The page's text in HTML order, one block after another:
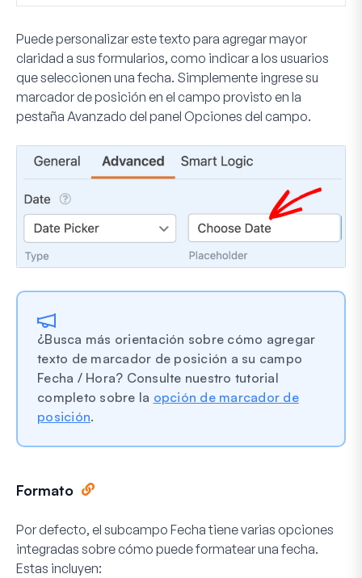
Puede personalizar este texto para agregar mayor
claridad a sus formularios, como indicar a los usuarios
que seleccionen una fecha. Simplemente ingrese su
marcador de posición en el campo provisto en la
pestaña Avanzado del panel Opciones del campo.
¿Busca más orientación sobre cómo agregar
texto de marcador de posición a su campo
Fecha / Hora? Consulte nuestro tutorial
completo sobre la opción de marcador de
posición.
Formato
Por defecto, el subcampo Fecha tiene varias opciones
integradas sobre cómo puede formatear una fecha.
Estas incluyen: